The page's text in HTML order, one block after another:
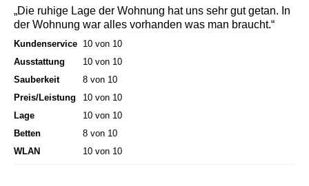
„Die ruhige Lage der Wohnung hat uns sehr gut getan. In
der Wohnung war alles vorhanden was man braucht.“
Kundenservice 10 von 10
Ausstattung
10 von 10
Sauberkeit
8 von 10
Preis/Leistung
10 von 10
Lage
10 von 10
Betten
8 von 10
WLAN
10 von 10